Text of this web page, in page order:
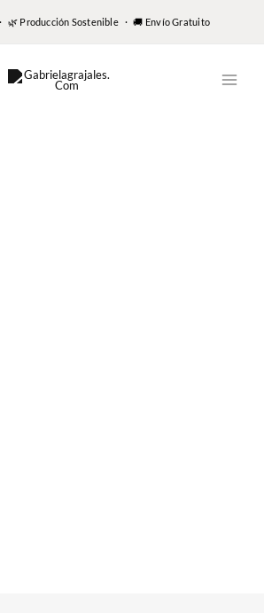
🌿 Producción Sostenible · 🚚 Envío Gratuito